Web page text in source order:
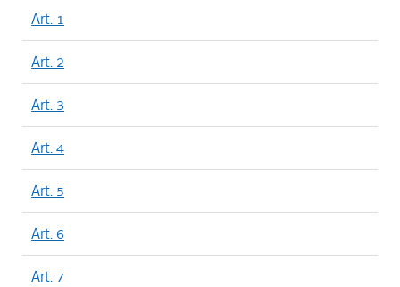
Art. 1
Art. 2
Art. 3
Art. 4
Art. 5
Art. 6
Art. 7